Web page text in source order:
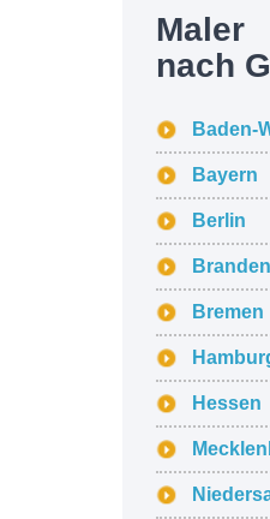
Maler
nach
Baden-
Bayern
Berlin
Bremen
Hessen